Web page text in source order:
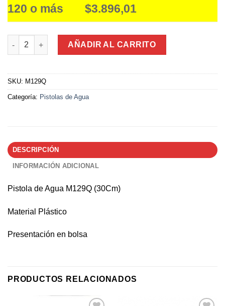
120 o más $3.896,01
Pistola de Agua M129Q (30Cm) cantidad
AÑADIR AL CARRITO
SKU: M129Q
Categoría: Pistolas de Agua
DESCRIPCIÓN
INFORMACIÓN ADICIONAL
Pistola de Agua M129Q (30Cm)
Material Plástico
Presentación en bolsa
PRODUCTOS RELACIONADOS